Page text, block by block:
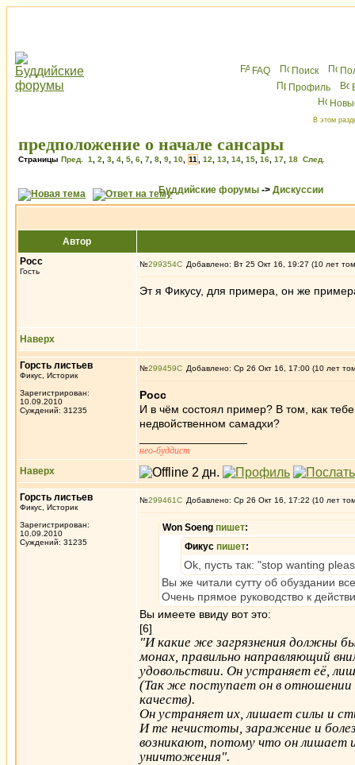
FAQ Поиск
Профиль
В этом
предположение о начале сансары
Страницы Пред. 1 2 3 4 5 6 7 8 9 10 11 12 13 14 15 16 17 18 След.
Буддийские форумы -> Дискуссии
Автор
Росс
Гость
№299354 Добавлено: Вт 25 Окт 16, 19:27 (10 лет
Эт я Фикусу, для примера, он же
Наверх
Горсть листьев
Фикус, Историк
Зарегистрирован:
10.09.2010
Суждений: 31235
№299459 Добавлено: Ср 26 Окт 16, 17:00 (10 лет
Росс
И в чём состоял пример? В том, как
недвойственном самадхи?
нео-буддист
Наверх
Горсть листьев
Фикус, Историк
Зарегистрирован:
10.09.2010
Суждений: 31235
№299461 Добавлено: Ср 26 Окт 16, 17:22 (10 лет
Won Soeng пишет:
Фикус пишет:
Ok, пусть так: "stop wanting
Вы же читали сутту об обуздании
Очень прямое руководство к
Вы имеете ввиду вот это:
[6]
"И какие же загрязнения должны
монах, правильно направляющий
удовольствии. Он устраняет её,
(Так же поступает он в отношении
качеств).
Он устраняет их, лишает силы и
И те нечистоты, заражение и
возникают, потому что он лишает
уничтожения".